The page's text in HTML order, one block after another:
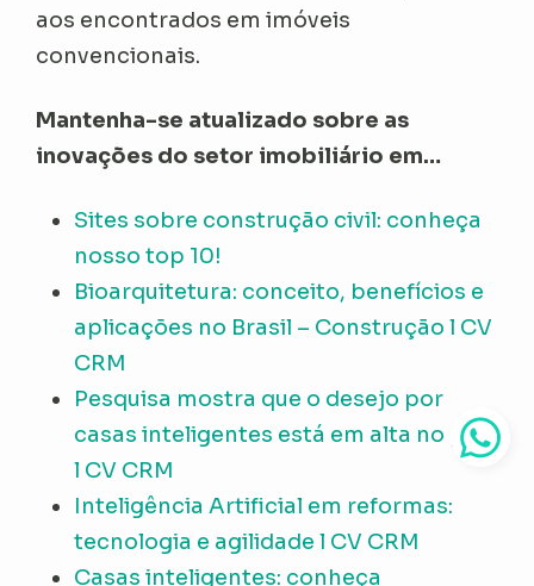
aos encontrados em imóveis
convencionais.
Mantenha-se atualizado sobre as
inovações do setor imobiliário em…
Sites sobre construção civil: conheça
nosso top 10!
Bioarquitetura: conceito, benefícios e
aplicações no Brasil – Construção l CV
CRM
Pesquisa mostra que o desejo por
casas inteligentes está em alta no país
l CV CRM
Inteligência Artificial em reformas:
tecnologia e agilidade l CV CRM
Casas inteligentes: conheça